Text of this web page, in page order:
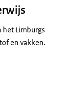
het Limburgs
en vakken.